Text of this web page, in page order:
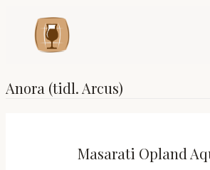
Anora (tidl. Arcus)
Masarati Opland